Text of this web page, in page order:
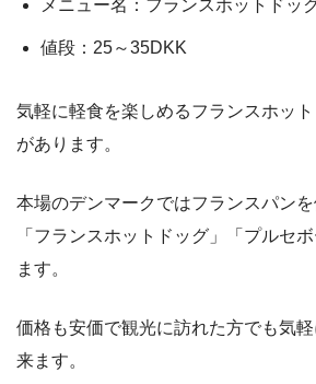
メニュー名：フランスホットドック
値段：25～35DKK
気軽に軽食を楽しめるフランスホッ
があります。
本場のデンマークではフランスパンを
「フランスホットドッグ」「プルセ
ます。
価格も安価で観光に訪れた方でも気
来ます。